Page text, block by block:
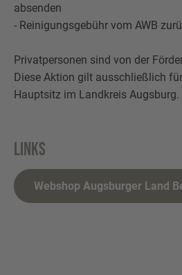
absenden
- Reinigungsgebühr vom AWB
Privatpersonen sind von der
Diese Aktion gilt ausschließlich
Hauptsitz im Landkreis Augsburg.
Links
Webshop Augsburger Land